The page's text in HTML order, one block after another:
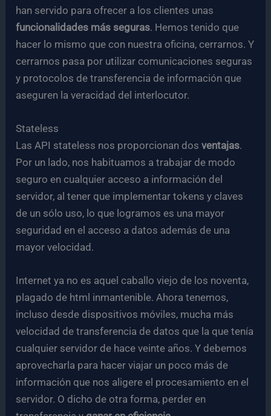
han servido para ofrecer a los clientes unas
funcionalidades más seguras. Hemos tenido que
hacer lo mismo que con nuestra oficina, cerrarnos. Y
cerrarnos pasa por utilizar comunicaciones seguras
y protocolos de transferencia de información que
aseguren la veracidad del interlocutor.
Stateless
Las API stateless nos proporcionan dosventajas.
Por un lado, nos habituamos a trabajar de modo
seguro en cualquier acceso a información del
servidor, al tener que implementar tokens y claves
de un sólo uso, lo que logramos es una mayor
seguridad en el acceso a datos además de una
mayor velocidad.
Internet ya no es aquel caballo viejo de los noventa,
plagado de html inmantenible. Ahora tenemos,
incluso desde dispositivos móviles, mucha más
velocidad de transferencia de datos que la que tenía
cualquier servidor de hace veinte años. Y debemos
aprovecharla para hacer viajar un poco más de
información que nos aligere el procesamiento en el
servidor. O dicho de otra forma, perder en